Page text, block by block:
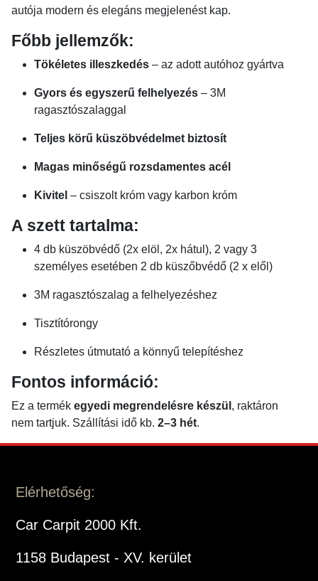
autója modern és elegáns megjelenést kap.
Főbb jellemzők:
Tökéletes illeszkedés – az adott autóhoz gyártva
Gyors és egyszerű felhelyezés – 3M
ragasztószalaggal
Teljes körű küszöbvédelmet biztosít
Magas minőségű rozsdamentes acél
Kivitel – csiszolt króm vagy karbon króm
A szett tartalma:
4 db küszöbvédő (2x elöl, 2x hátul), 2 vagy 3
személyes esetében 2 db küszőbvédő (2 x elől)
3M ragasztószalag a felhelyezéshez
Tisztítórongy
Részletes útmutató a könnyű telepítéshez
Fontos információ:
Ez a termék egyedi megrendelésre készül , raktáron
nem tartjuk. Szállítási idő kb. 2–3 hét.
Elérhetőség:
Car Carpit 2000 Kft.
1158 Budapest - XV. kerület